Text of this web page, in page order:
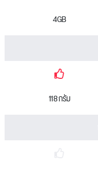
4GB
118 กรัม